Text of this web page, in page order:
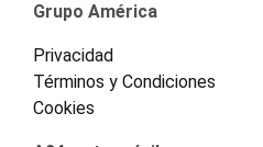
Grupo América
Privacidad
Términos y Condiciones
Cookies